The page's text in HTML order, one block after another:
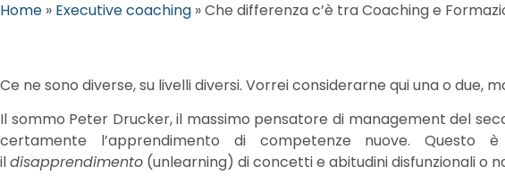
Home » Executive coaching »Che differenza c’è tra Coaching e
Ce ne sono diverse, su livelli diversi. Vorrei considerarne qui una o due,
Il sommo Peter Drucker, il massimo pensatore di management del
certamente l’apprendimento di competenze nuove.
ildisapprendimento (unlearning) di concetti e abitudini disfunzionali o